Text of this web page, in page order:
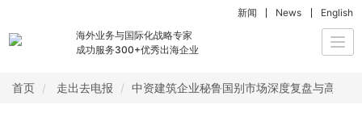
海外业务与国际化战略专家
成功服务300+优秀出海企业
新闻 News English
首页 走出去电报 中资建筑企业秘鲁国别市场深度复盘与高质量